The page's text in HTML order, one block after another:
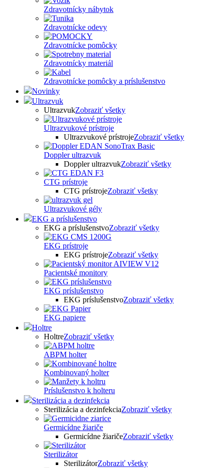
Zdravotnícky nábytok
Zdravotnícke odevy
Zdravotnícke pomôcky
Zdravotnícky materiál
Zdravotnícke pomôcky a príslušenstvo
Novinky
Ultrazvuk
UltrazvukZobraziť všetky
Ultrazvukové prístroje
Ultrazvukové prístrojeZobraziť všetky
Doppler ultrazvuk
Doppler ultrazvukZobraziť všetky
CTG prístroje
CTG prístrojeZobraziť všetky
Ultrazvukové gély
EKG a príslušenstvo
EKG a príslušenstvoZobraziť všetky
EKG prístroje
EKG prístrojeZobraziť všetky
Pacientské monitory
EKG príslušenstvo
EKG príslušenstvoZobraziť všetky
EKG papiere
Holtre
HoltreZobraziť všetky
ABPM holter
Kombinovaný holter
Príslušenstvo k holteru
Sterilizácia a dezinfekcia
Sterilizácia a dezinfekciaZobraziť všetky
Germicídne žiariče
Germicídne žiaričeZobraziť všetky
Sterilizátor
SterilizátorZobraziť všetky